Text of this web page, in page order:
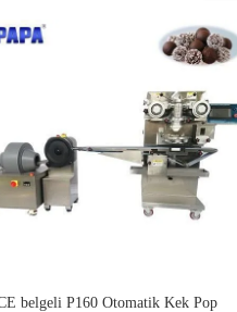
belgeli P160 Otomatik Kek Pop